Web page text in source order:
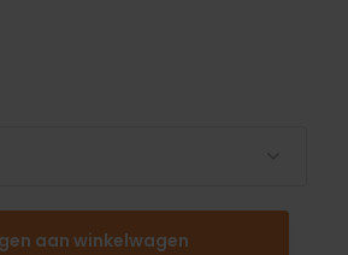
aan winkelwagen